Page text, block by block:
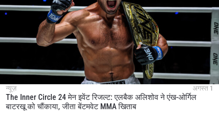
न्यूज़ अगस्त 1
The Inner Circle 24 मेन इवेंट रिजल्ट: एलबैक अलिशोव ने एंख-ओर्गिल
बाटरखू को चौंकाया, जीता बेंटमवेट MMA खिताब